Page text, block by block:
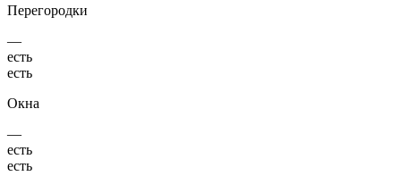
Перегородки
—
есть
есть
Окна
—
есть
есть